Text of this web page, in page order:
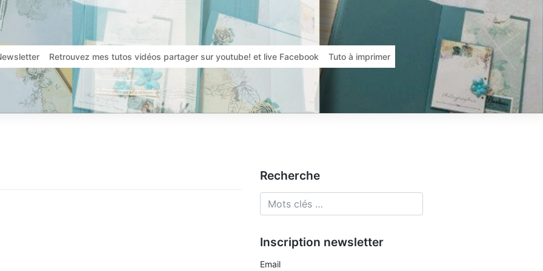
Retrouvez mes tutos vidéos partager sur youtube! et live Facebook Tuto à imprimer
Recherche
Inscription newsletter
Email